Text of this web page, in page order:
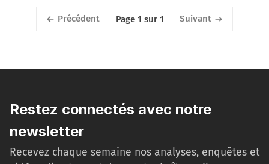
Précédent Page 1 sur 1 Suivant
Restez connectés avec notre
newsletter
Recevez chaque semaine nos analyses, enquêtes et